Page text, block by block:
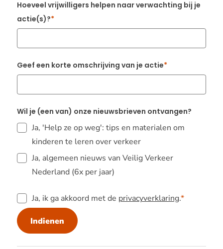
Hoeveel vrijwilligers helpen naar verwachting bij je
actie(s)?
Geef een korte omschrijving van je actie
Wil je (een van) onze nieuwsbrieven ontvangen?
Ja, 'Help ze op weg': tips en materialen om
kinderen te leren over verkeer
Ja, algemeen nieuws van Veilig Verkeer
Nederland (6x per jaar)
Ja, ik ga akkoord met de privacyverklaring.
Indienen